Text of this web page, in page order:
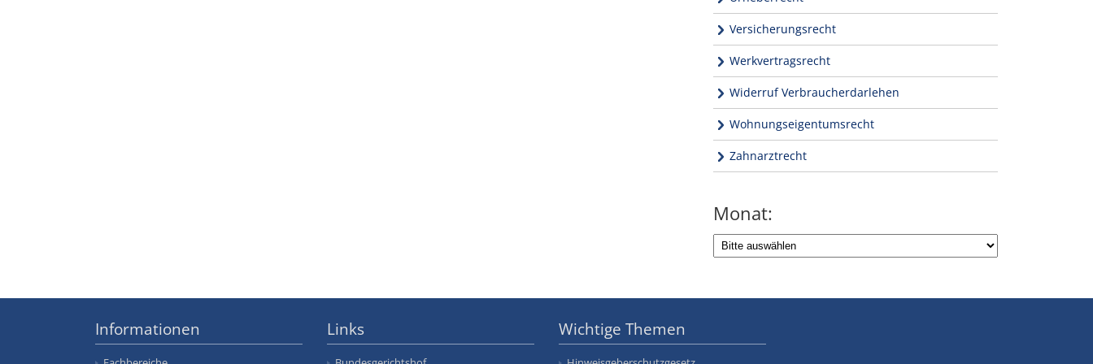
Versicherungsrecht
Werkvertragsrecht
Widerruf Verbraucherdarlehen
Wohnungseigentumsrecht
Zahnarztrecht
Monat:
Informationen Links Wichtige Themen